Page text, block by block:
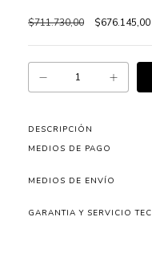
$711.730,00 $676.145,00
DESCRIPCIÓN
MEDIOS DE PAGO
MEDIOS DE ENVÍO
GARANTIA Y SERVICIO